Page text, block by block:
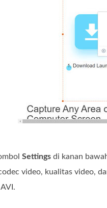
Settings di kanan
video, kualitas video,